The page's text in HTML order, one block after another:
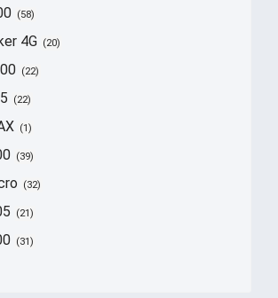
58
4G 20
22
22
1
39
32
21
31